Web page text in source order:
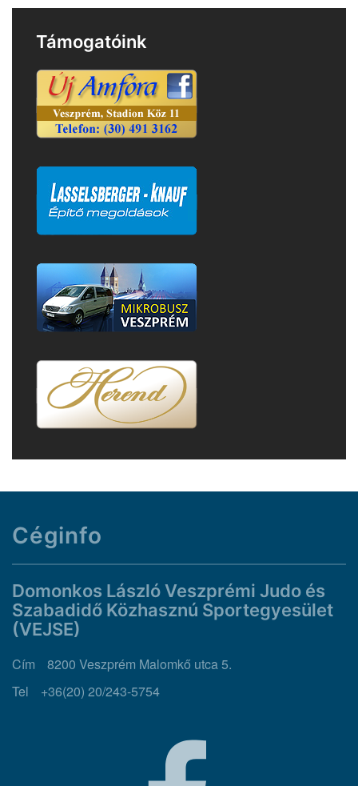
Támogatóink
Céginfo
Domonkos László Veszprémi Judo és
Szabadidő Közhasznú Sportegyesület
(VEJSE)
Cím
8200 Veszprém Malomkő utca 5.
Tel
+36(20) 20/243-5754